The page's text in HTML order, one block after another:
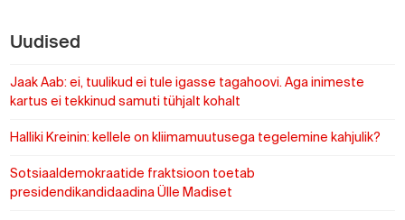
Uudised
Jaak Aab: ei, tuulikud ei tule igasse tagahoovi. Aga inimeste
kartus ei tekkinud samuti tühjalt kohalt
Halliki Kreinin: kellele on kliimamuutusega tegelemine kahjulik?
Sotsiaaldemokraatide fraktsioon toetab
presidendikandidaadina Ülle Madiset